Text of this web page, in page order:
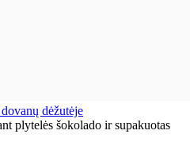
dėžutėje
plytelės šokolado ir supakuotas